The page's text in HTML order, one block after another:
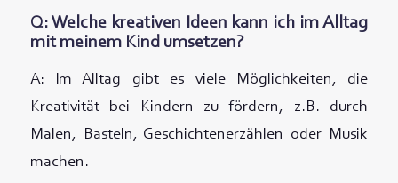
Q: Welche kreativen Ideen kann ich im Alltag
mit meinem Kind umsetzen?
A: Im Alltag gibt es viele Möglichkeiten, die
Kreativität bei Kindern zu fördern, z.B. durch
Malen, Basteln, Geschichtenerzählen oder Musik
machen.